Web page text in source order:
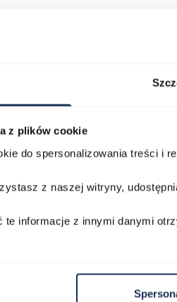
z plików cookie
do spersonalizowania treści i
z naszej witryny,
te informacje z innymi danymi
jakość wykonania z
wszystko, czego
klawisza tabulacji. Możesz